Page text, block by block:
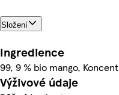
Složení
Ingredience
99, 9 % bio mango,
Výživové údaje